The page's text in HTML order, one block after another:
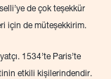
de çok teşekkür
için de müteşekkirim.
1534’te Paris’te
etkili kişilerindendir.